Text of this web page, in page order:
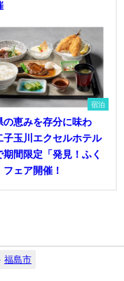
宿泊
の恵みを存分に味わ
子玉川エクセルホテル
期間限定「発見！ふく
フェア開催！
福島市